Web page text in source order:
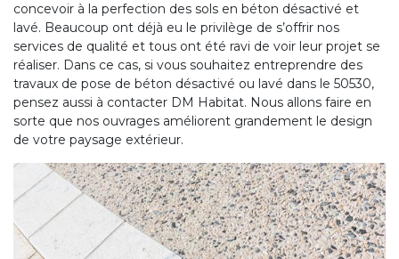
concevoir à la perfection des sols en béton désactivé et
lavé. Beaucoup ont déjà eu le privilège de s’offrir nos
services de qualité et tous ont été ravi de voir leur projet se
réaliser. Dans ce cas, si vous souhaitez entreprendre des
travaux de pose de béton désactivé ou lavé dans le 50530,
pensez aussi à contacter DM Habitat. Nous allons faire en
sorte que nos ouvrages améliorent grandement le design
de votre paysage extérieur.